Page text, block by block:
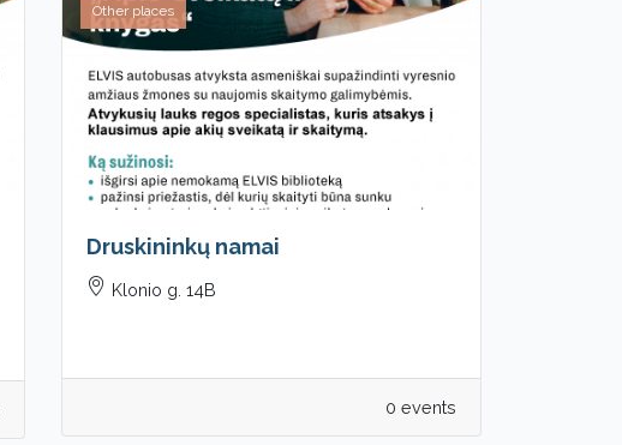
Other places
Druskininkų namai
Klonio g. 14B
0 events